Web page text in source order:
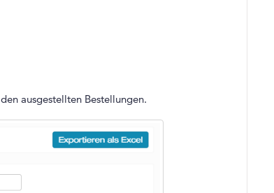
ausgestellten Bestellungen.